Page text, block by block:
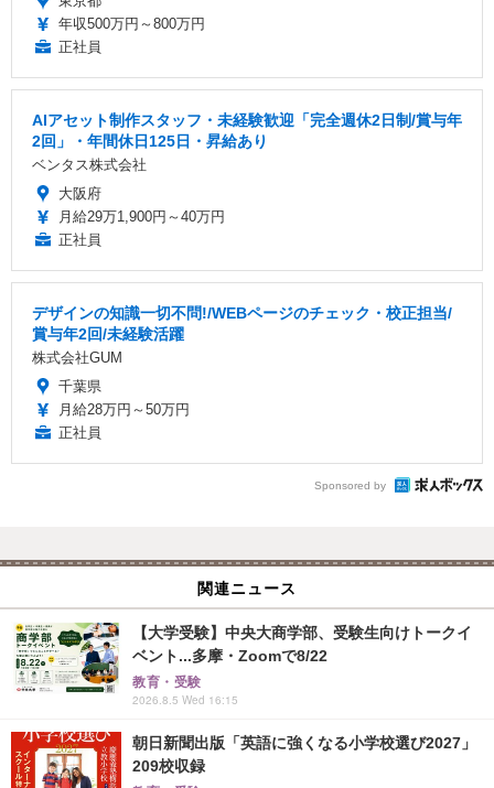
年収500万円～800万円
正社員
AIアセット制作スタッフ・未経験歓迎「完全週休2日制/賞与年
2回」・年間休日125日・昇給あり
ベンタス株式会社
大阪府
月給29万1,900円～40万円
正社員
デザインの知識一切不問!/WEBページのチェック・校正担当/
賞与年2回/未経験活躍
株式会社GUM
千葉県
月給28万円～50万円
正社員
Sponsored by
関連ニュース
【大学受験】中央大商学部、受験生向けトークイ
ベント...多摩・Zoomで8/22
教育・受験
2026.8.5 Wed 16:15
朝日新聞出版「英語に強くなる小学校選び2027」
209校収録